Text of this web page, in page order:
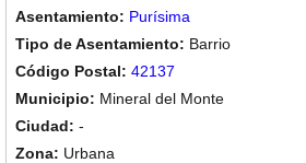
Purísima
Barrio
42137
Mineral del Monte
-
Urbana